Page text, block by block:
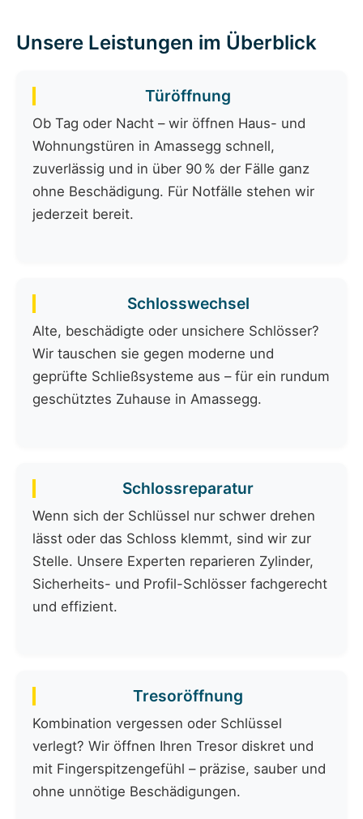
Unsere Leistungen im Überblick
Türöffnung
Ob Tag oder Nacht – wir öffnen Haus- und
Wohnungstüren in Amassegg schnell,
zuverlässig und in über 90 % der Fälle ganz
ohne Beschädigung. Für Notfälle stehen wir
jederzeit bereit.
Schlosswechsel
Alte, beschädigte oder unsichere Schlösser?
Wir tauschen sie gegen moderne und
geprüfte Schließsysteme aus – für ein rundum
geschütztes Zuhause in Amassegg.
Schlossreparatur
Wenn sich der Schlüssel nur schwer drehen
lässt oder das Schloss klemmt, sind wir zur
Stelle. Unsere Experten reparieren Zylinder,
Sicherheits- und Profil-Schlösser fachgerecht
und effizient.
Tresoröffnung
Kombination vergessen oder Schlüssel
verlegt? Wir öffnen Ihren Tresor diskret und
mit Fingerspitzengefühl – präzise, sauber und
ohne unnötige Beschädigungen.